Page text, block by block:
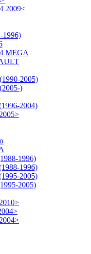
2009<
1996)
MEGA
2005)
)
2004)
1996)
1996)
2005)
2005)